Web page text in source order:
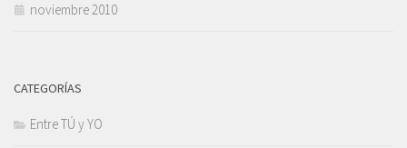
noviembre 2010
CATEGORÍAS
Entre TÚ y YO